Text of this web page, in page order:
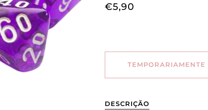
€5,90
TEMPORARIAMENTE
DESCRIÇÃO